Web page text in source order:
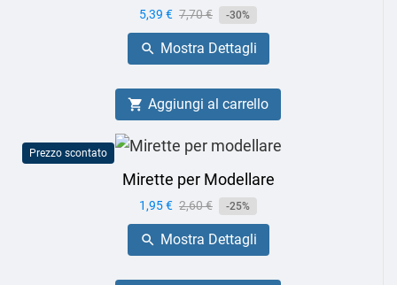
Prezzo
5,39 € Prezzo
base
7,70 € -30%
 Mostra Dettagli
 Aggiungi al carrello
Prezzo scontato
Mirette per Modellare
Prezzo
1,95 € Prezzo
base
2,60 € -25%
 Mostra Dettagli